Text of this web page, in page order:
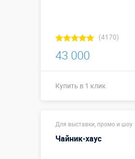
(4170)
43 000
Купить в 1 клик
Больше деталей →
Для выставки, промо и шоу
Чайник-хаус